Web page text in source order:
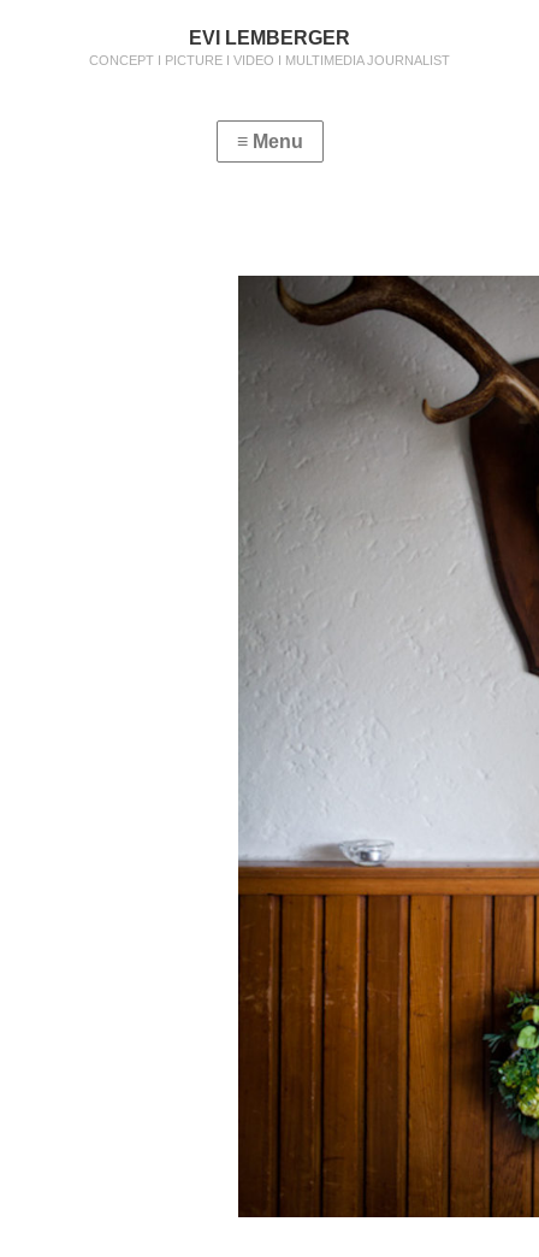
EVI LEMBERGER
CONCEPT I PICTURE I VIDEO I MULTIMEDIA JOURNALIST